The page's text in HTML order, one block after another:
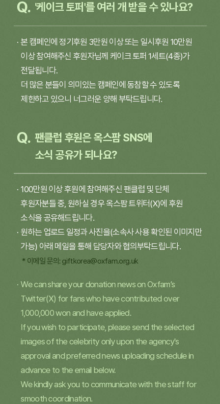
'케이크 토퍼'를 여러 개 받을 수 있나요?
본 캠페인에 정기후원 3만원 이상 또는 일시후원 10만원
이상 참여해주신 후원자님께 케이크 토퍼 1세트(4종)가
전달됩니다.
더 많은 분들이 의미있는 캠페인에 동참할 수 있도록
제한하고 있으니 너그러운 양해 부탁드립니다.
팬클럽 후원은 옥스팜 SNS에
소식 공유가 되나요?
100만원 이상 후원에 참여해주신 팬클럽 및 단체
후원자분들 중, 원하실 경우 옥스팜 트위터(X)에 후원
소식을 공유해드립니다.
원하는 업로드 일정과 사진을(소속사 사용 확인된 이미지만
가능) 아래 메일을 통해 담당자와 협의부탁드립니다.
* 이메일 문의: giftkorea@oxfam.org.uk
We can share your donation news on Oxfam’s
Twitter(X) for fans who have contributed over
1,000,000 won and have applied.
If you wish to participate, please send the selected
images of the celebrity only upon the agency's
approval and preferred news uploading schedule in
advance to the email below.
We kindly ask you to communicate with the staff for
smooth coordination.